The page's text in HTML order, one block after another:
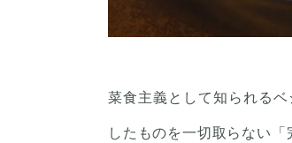
菜食主義として知られる
したものを一切取らない